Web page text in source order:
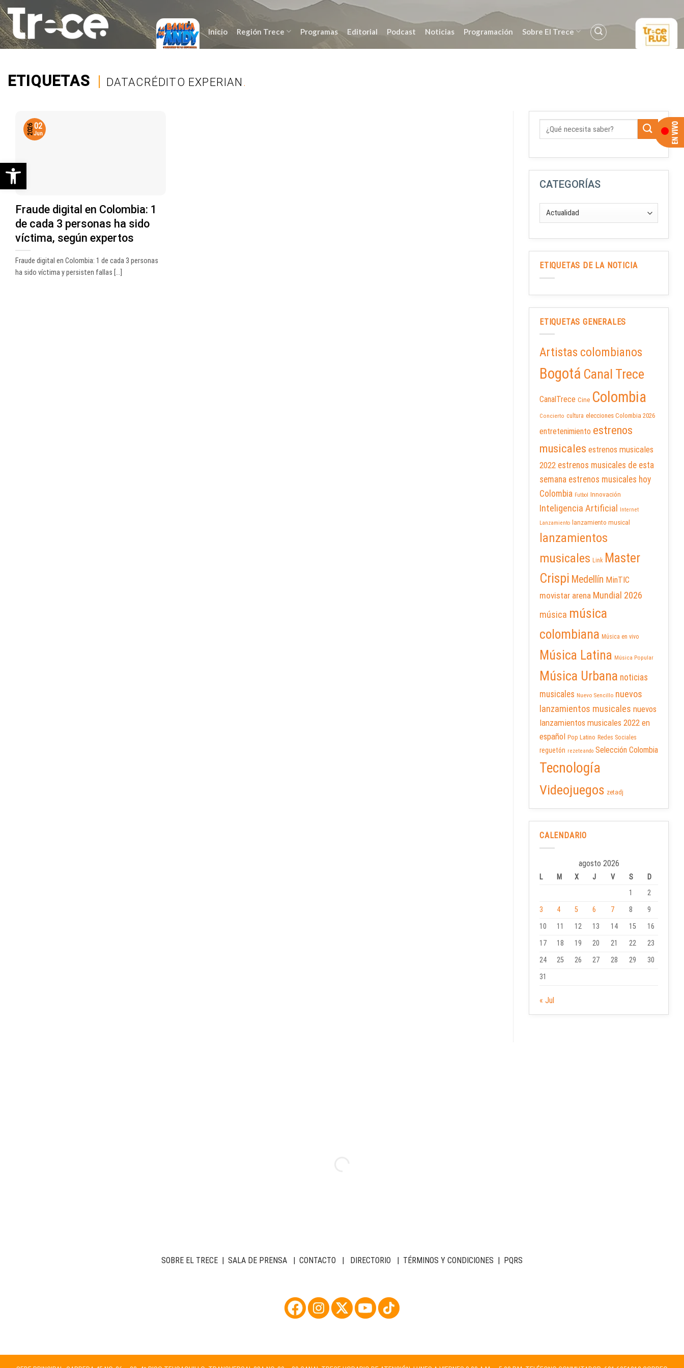
Saltar
al
contenido
Inicio Región Trece Programas Editorial Podcast Noticias Programación Sobre El Trece
ETIQUETAS | DATACRÉDITO EXPERIAN .
Fraude digital en Colombia: 1
de cada 3 personas ha sido
víctima, según expertos
Fraude digital en Colombia: 1 de cada 3 personas
ha sido víctima y persisten fallas [...]
02
Jun
2026
CATEGORÍAS
ETIQUETAS DE LA NOTICIA
ETIQUETAS GENERALES
Artistas colombianos
Bogotá Canal Trece
CanalTrece Cine Colombia
Concierto cultura elecciones Colombia 2026
entretenimiento estrenos
musicales estrenos musicales
2022 estrenos musicales de esta
semana estrenos musicales hoy
Colombia Futbol Innovación
Inteligencia Artificial
Internet
Lanzamiento
lanzamiento musical
lanzamientos
musicales Link Master
Crispi Medellín MinTIC
movistar arena Mundial 2026
música música
colombiana Música en vivo
Música Latina Música Popular
Música Urbana noticias
musicales Nuevo Sencillo nuevos
lanzamientos musicales nuevos
lanzamientos musicales 2022 en
español Pop Latino Redes Sociales
reguetón rezeteando Selección Colombia
Tecnología
Videojuegos zetadj
CALENDARIO
agosto 2026
L M X J V S
D
1
2
3
4 5 6 7 8
9
10
11 12 13 14 15
16
17
18 19 20 21 22
23
24
25 26 27 28 29
30
31
« Jul
SOBRE EL TRECE | SALA DE PRENSA | CONTACTO | DIRECTORIO | TÉRMINOS Y CONDICIONES | PQRS
Abrir barra de herramientas